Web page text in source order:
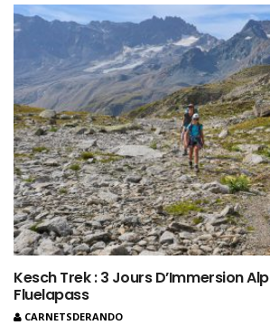
Kesch Trek : 3 Jours D’Immersion
Fluelapass
CARNETSDERANDO